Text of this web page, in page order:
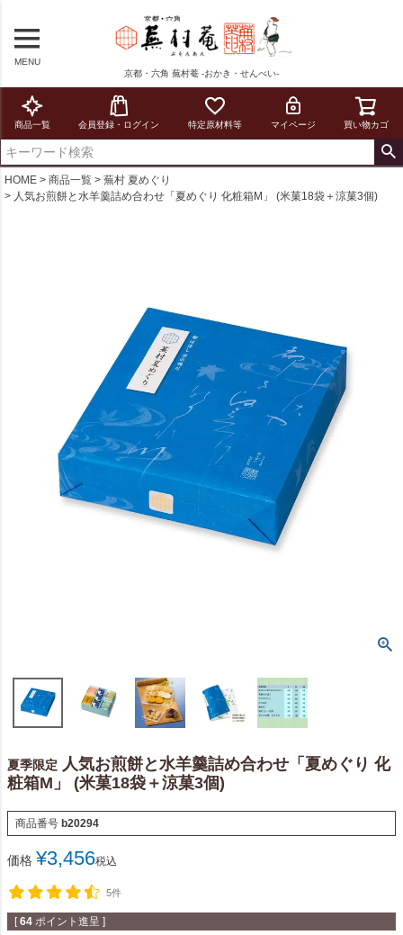
MENU
京都・六角 蕪村菴 -おかき・せんべい-
商品一覧 会員登録・ログイン 特定原材料等 マイページ 買い物カゴ
HOME 商品一覧
蕪村 夏めぐり
人気お煎餅と水羊羹詰め合わせ「夏めぐり 化粧箱M」 (米菓18袋＋涼菓3個)
夏季限定 人気お煎餅と水羊羹詰め合わせ「夏めぐり 化
粧箱M」 (米菓18袋＋涼菓3個)
商品番号 b20294
価格 ¥3,456税込
5件
[ 64 ポイント進呈 ]